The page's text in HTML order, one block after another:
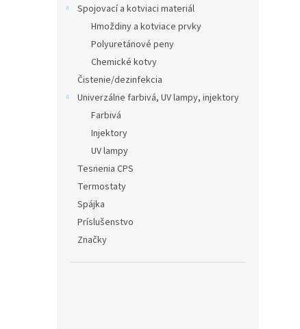
Spojovací a kotviaci materiál
Hmoždiny a kotviace prvky
Polyuretánové peny
Chemické kotvy
Čistenie/dezinfekcia
Univerzálne farbivá, UV lampy, injektory
Farbivá
Injektory
UV lampy
Tesnenia CPS
Termostaty
Spájka
Príslušenstvo
Značky